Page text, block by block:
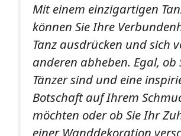
Mit einem einzigartigen
können Sie Ihre
Tanz ausdrücken und sich
anderen abheben. Egal, ob
Tänzer sind und eine
Botschaft auf Ihrem
möchten oder ob Sie Ihr
einer Wanddekoration